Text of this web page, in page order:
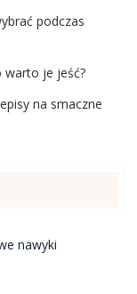
podczas
warto je jeść?
na smaczne
nawyki